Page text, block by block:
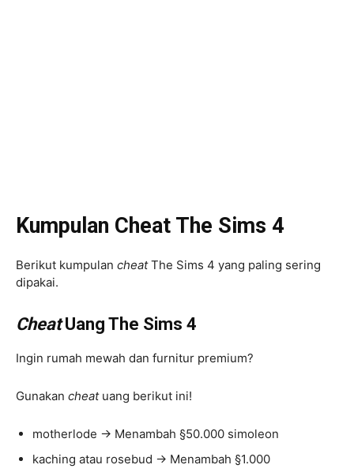
Kumpulan Cheat The Sims 4
Berikut kumpulan cheatThe Sims 4 yang paling sering
dipakai.
CheatUang The Sims 4
Ingin rumah mewah dan furnitur premium?
Gunakan cheat uang berikut ini!
motherlode → Menambah §50.000 simoleon
kaching atau rosebud → Menambah §1.000